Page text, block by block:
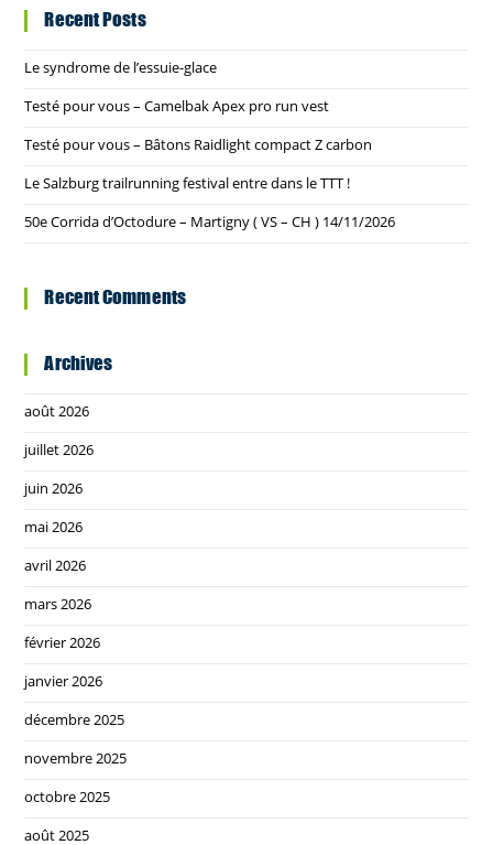
Recent Posts
Le syndrome de l’essuie-glace
Testé pour vous – Camelbak Apex pro run vest
Testé pour vous – Bâtons Raidlight compact Z carbon
Le Salzburg trailrunning festival entre dans le TTT !
50e Corrida d’Octodure – Martigny ( VS – CH ) 14/11/2026
Recent Comments
Archives
août 2026
juillet 2026
juin 2026
mai 2026
avril 2026
mars 2026
février 2026
janvier 2026
décembre 2025
novembre 2025
octobre 2025
août 2025